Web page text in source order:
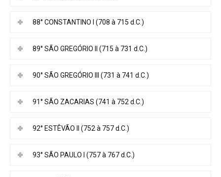
88° CONSTANTINO I (708 à 715 d.C.)
89° SÃO GREGÓRIO II (715 à 731 d.C.)
90° SÃO GREGÓRIO III (731 à 741 d.C.)
91° SÃO ZACARIAS (741 à 752 d.C.)
92° ESTÊVÃO II (752 à 757 d.C.)
93° SÃO PAULO I (757 à 767 d.C.)